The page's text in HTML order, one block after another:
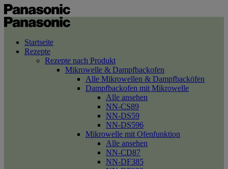
Startseite
Rezepte
Rezepte nach Produkt
Mikrowelle & Dampfbackofen
Alle Mikrowellen & Dampfbacköfen
Dampfbackofen mit Mikrowelle
Alle ansehen
NN-CS89
NN-DS59
NN-DS596
Mikrowelle mit Ofenfunktion
Alle ansehen
NN-CD87
NN-DF385